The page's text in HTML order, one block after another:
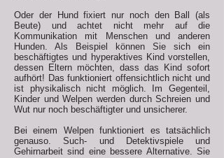
Oder der Hund fixiert nur noch den Ball (als
Beute) und achtet nicht mehr auf die
Kommunikation mit Menschen und anderen
Hunden. Als Beispiel können Sie sich ein
beschäftigtes und hyperaktives Kind vorstellen,
dessen Eltern möchten, dass das Kind sofort
aufhört! Das funktioniert offensichtlich nicht und
ist physikalisch nicht möglich. Im Gegenteil,
Kinder und Welpen werden durch Schreien und
Wut nur noch beschäftigter und unsicherer.
Bei einem Welpen funktioniert es tatsächlich
genauso. Such- und Detektivspieleund
Gehirnarbeit sind eine bessere Alternative. Sie